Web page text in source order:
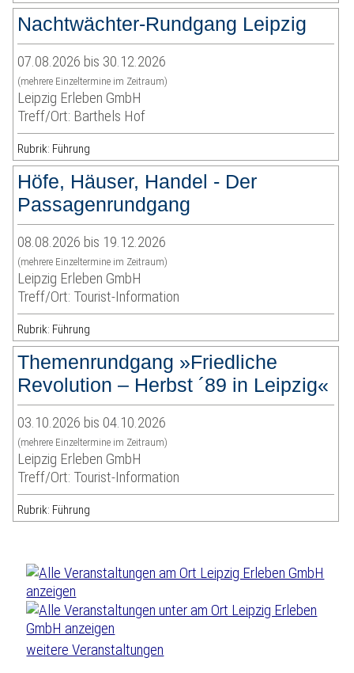
Nachtwächter-Rundgang Leipzig
07.08.2026 bis 30.12.2026
(mehrere Einzeltermine im Zeitraum)
Leipzig Erleben GmbH
Treff/Ort: Barthels Hof
Rubrik: Führung
Höfe, Häuser, Handel - Der
Passagenrundgang
08.08.2026 bis 19.12.2026
(mehrere Einzeltermine im Zeitraum)
Leipzig Erleben GmbH
Treff/Ort: Tourist-Information
Rubrik: Führung
Themenrundgang »Friedliche
Revolution – Herbst ´89 in Leipzig«
03.10.2026 bis 04.10.2026
(mehrere Einzeltermine im Zeitraum)
Leipzig Erleben GmbH
Treff/Ort: Tourist-Information
Rubrik: Führung
weitere Veranstaltungen